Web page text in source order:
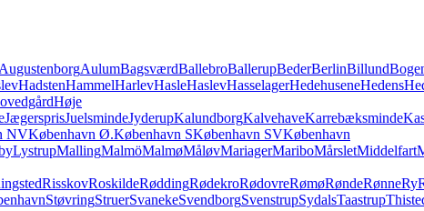
AugustenborgAulumBagsværdBallebroBallerupBederBerlinBillund
HadstenHammelHarlevHasleHaslevHasselagerHedehuseneHedens
Høje
JægersprisJuelsmindeJyderupKalundborgKalvehaveKarrebæksminde
NVKøbenhavn Ø.København SKøbenhavn SVKøbenhavn
LystrupMallingMalmöMalmøMåløvMariagerMariboMårsletMiddelfart
RisskovRoskildeRøddingRødekroRødovreRømøRøndeRønneRy
StøvringStruerSvanekeSvendborgSvenstrupSydalsTaastrup